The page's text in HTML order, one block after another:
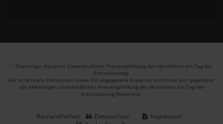
1 Ehemaliger Neupreis (Unverbindliche Preisempfehlung des Herstellers am Tag der
Erstzulassung).
Der errechnete Preisvorteil sowie die angegebene Ersparnis errechnet sich gegenüber
der ehemaligen unverbindlichen Preisempfehlung des Herstellers am Tag der
Erstzulassung (Neupreis).
Barrierefreiheit Datenschutz
Impressum